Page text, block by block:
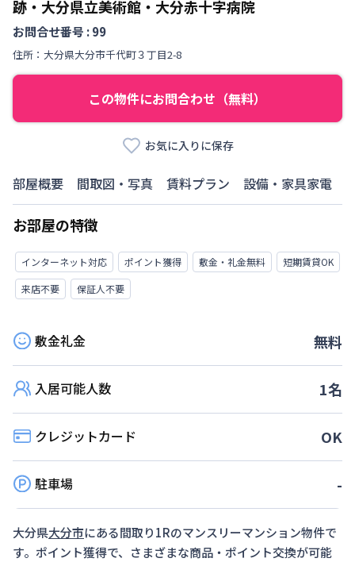
跡・大分県立美術館・大分赤十字病院
お問合せ番号 :99
住所： 大分県大分市千代町３丁目2-8
この物件にお問合わせ（無料）
お気に入りに保存
部屋概要 間取図・写真 賃料プラン 設備・家具家電
お部屋の特徴
インターネット対応 ポイント獲得 敷金・礼金無料
短期賃貸OK
来店不要
保証人不要
敷金礼金 無料
入居可能人数 1名
クレジットカード OK
駐車場 -
大分県大分市にある間取り1Rのマンスリーマンション物件で
す。ポイント獲得で、さまざまな商品・ポイント交換が可能